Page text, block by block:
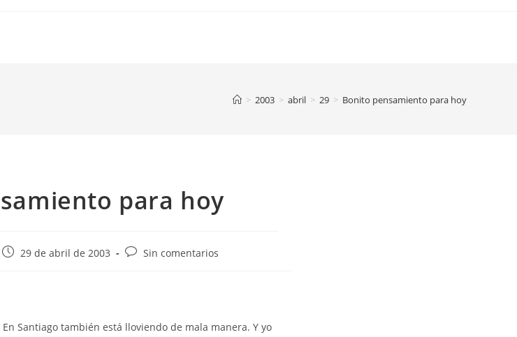
> 2003 > abril > 29 > Bonito pensamiento para hoy
para hoy
Publicación
29 de abril de 2003
Comentarios
Sin comentarios
Santiago también está lloviendo de mala manera. Y yo